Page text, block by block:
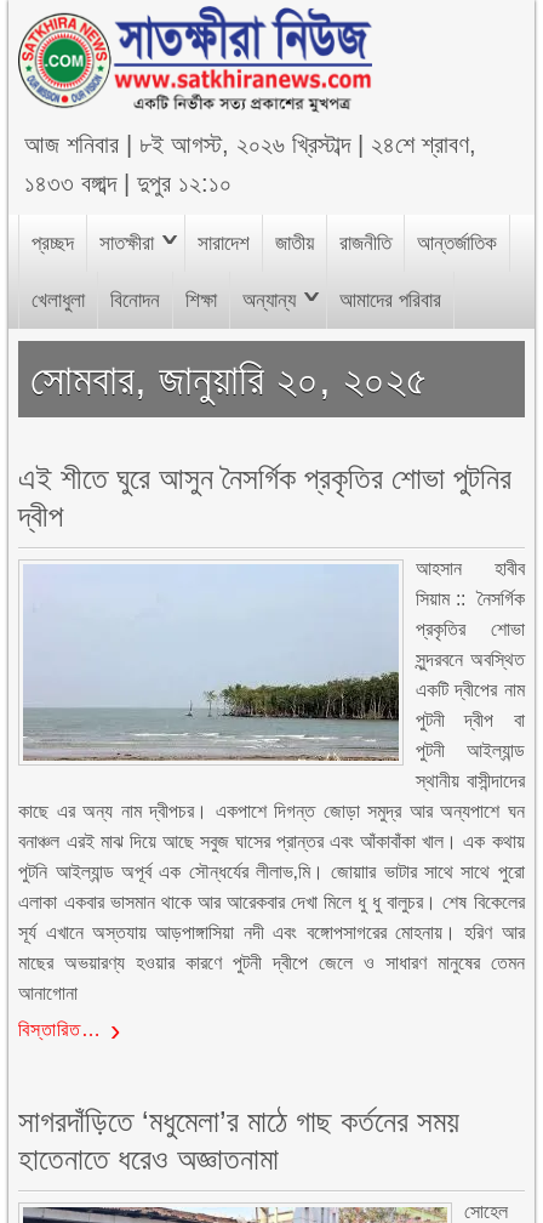
আজশনিবার ৮ই আগস্ট, ২০২৬ খ্রিস্টাব্দ| ২৪শে শ্রাবণ,
১৪৩৩ বঙ্গাব্দ|দুপুর ১২:১০
প্রচ্ছদ সাতক্ষীরা সারাদেশ জাতীয় রাজনীতি আন্তর্জাতিক
খেলাধুলা বিনোদন শিক্ষা অন্যান্য আমাদের পরিবার
সোমবার, জানুয়ারি ২০, ২০২৫
এই শীতে ঘুরে আসুন নৈসর্গিক প্রকৃতির শোভা পুটনির
দ্বীপ
আহসান হাবীব
সিয়াম :: নৈসর্গিক
প্রকৃতির শোভা
সুন্দরবনে অবস্থিত
একটি দ্বীপের নাম
পুটনী দ্বীপ বা
পুটনী আইল্যান্ড
স্থানীয় বাসীন্দাদের
কাছে এর অন্য নাম দ্বীপচর। একপাশে দিগন্ত জোড়া সমুদ্র আর অন্যপাশে ঘন
বনাঞ্চল এরই মাঝ দিয়ে আছে সবুজ ঘাসের প্রান্তর এবং আঁকাবাঁকা খাল। এক কথায়
পুটনি আইল্যান্ড অপূর্ব এক সৌন্ধর্যের লীলাভ‚মি। জোয়াার ভাটার সাথে সাথে পুরো
এলাকা একবার ভাসমান থাকে আর আরেকবার দেখা মিলে ধু ধু বালুচর। শেষ বিকেলের
সূর্য এখানে অস্তযায় আড়পাঙ্গাসিয়া নদী এবং বঙ্গোপসাগরের মোহনায়। হরিণ আর
মাছের অভয়ারণ্য হওয়ার কারণে পুটনী দ্বীপে জেলে ও সাধারণ মানুষের তেমন
আনাগোনা
বিস্তারিত…
সাগরদাঁড়িতে ‘মধুমেলা’র মাঠে গাছ কর্তনের সময়
হাতেনাতে ধরেও অজ্ঞাতনামা
সোহেল